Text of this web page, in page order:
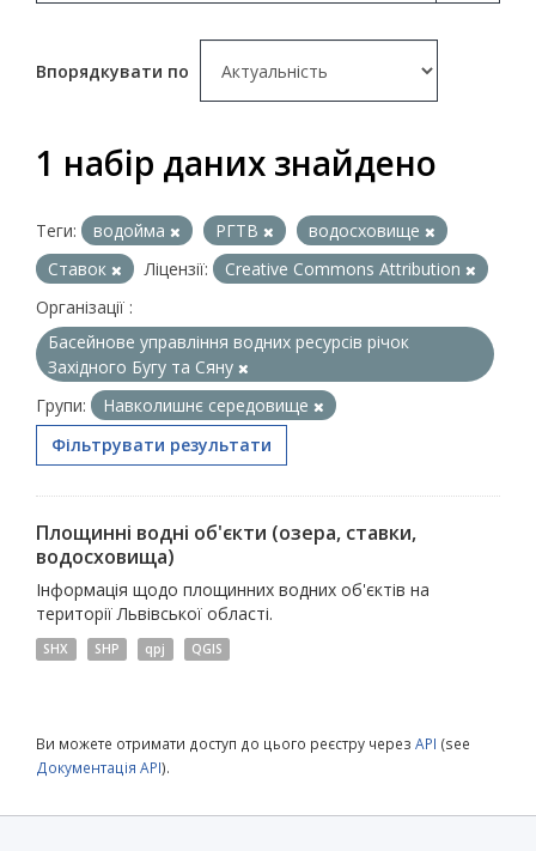
Впорядкувати по
1 набір даних знайдено
Теги: водойма РГТВ
водосховище
Ставок
Ліцензії:
Creative Commons Attribution
Організації :
Басейнове управління водних ресурсів річок
Західного Бугу та Сяну
Групи:
Навколишнє середовище
Фільтрувати результати
Площинні водні об'єкти (озера, ставки,
водосховища)
Інформація щодо площинних водних об'єктів на
території Львівської області.
SHX SHP qpj QGIS
Ви можете отримати доступ до цього реєстру через API (see
Документація API).